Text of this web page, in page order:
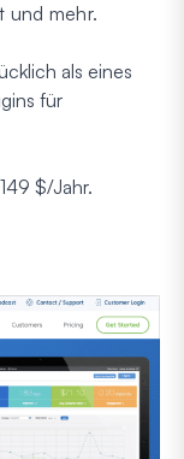
und mehr.
als eines
für
$/Jahr.